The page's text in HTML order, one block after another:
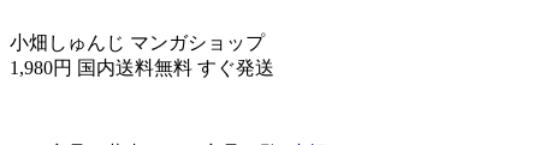
小畑しゅんじ マンガショップ
1,980円 国内送料無料 すぐ発送